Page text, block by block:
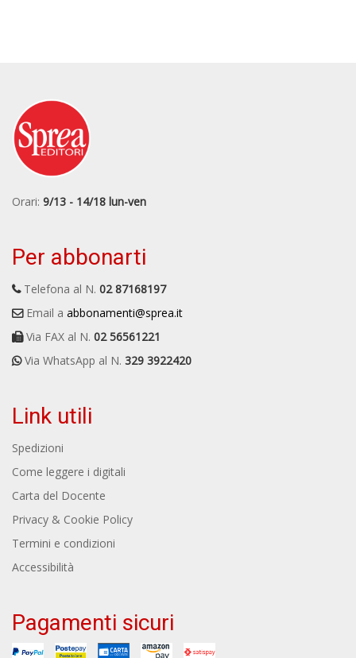
Orari: 9/13 - 14/18 lun-ven
Per abbonarti
Telefona al N. 02 87168197
Email a abbonamenti@sprea.it
Via FAX al N. 02 56561221
Via WhatsApp al N. 329 3922420
Link utili
Spedizioni
Come leggere i digitali
Carta del Docente
Privacy & Cookie Policy
Termini e condizioni
Accessibilità
Pagamenti sicuri